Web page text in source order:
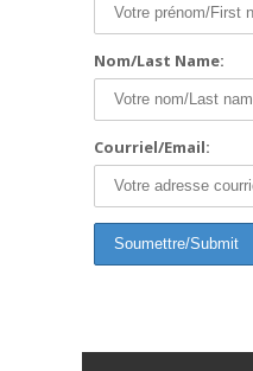
Nom/Last Name:
Courriel/Email: